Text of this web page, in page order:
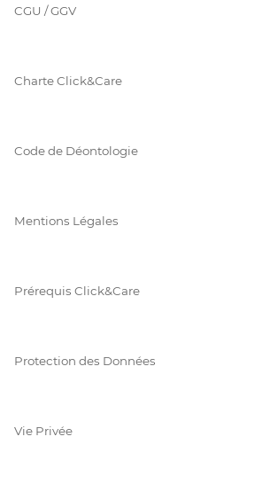
CGU / GGV
Charte Click&Care
Code de Déontologie
Mentions Légales
Prérequis Click&Care
Protection des Données
Vie Privée